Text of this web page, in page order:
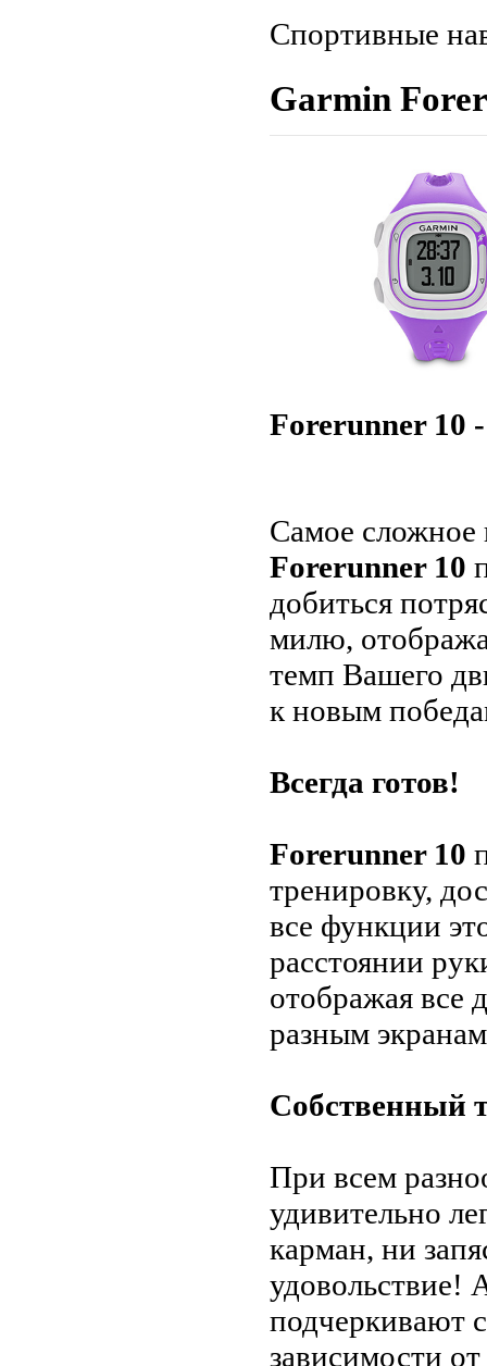
Спортивные
Garmin
Forerunner 10
Самое сложное
Forerunner 10
добиться
милю,
темп Вашего
к новым
Всегда готов!
Forerunner 10
тренировку,
все функции
расстоянии
отображая все
разным
Собственный
При всем
удивительно
карман, ни
удовольствие!
подчеркивают
зависимости